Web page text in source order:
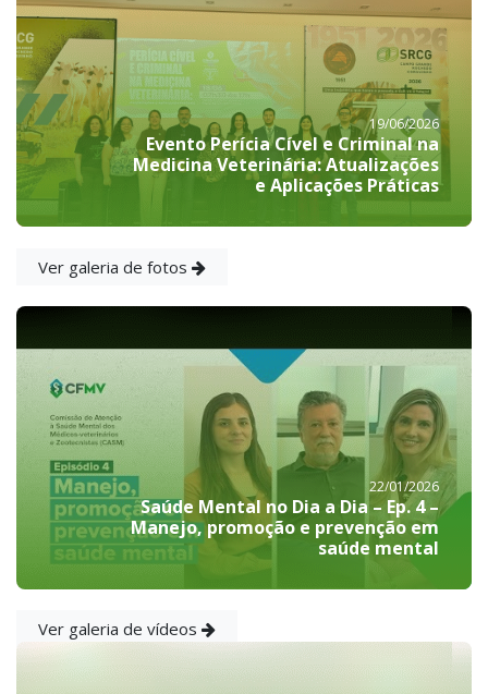
19/06/2026
Evento Perícia Cível e Criminal na
Medicina Veterinária: Atualizações
e Aplicações Práticas
Ver galeria de fotos
22/01/2026
Saúde Mental no Dia a Dia – Ep. 4 –
Manejo, promoção e prevenção em
saúde mental
Ver galeria de vídeos